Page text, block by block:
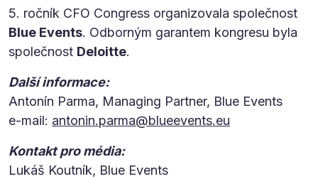
5. ročník CFO Congress organizovala společnost
Blue Events. Odborným garantem kongresu byla
společnost Deloitte.
Další informace:
Antonín Parma, Managing Partner, Blue Events
e-mail: antonin.parma@blueevents.eu
Kontakt pro média:
Lukáš Koutník, Blue Events